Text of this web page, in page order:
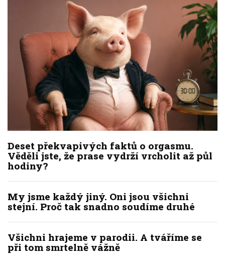
Deset překvapivých faktů o orgasmu.
Věděli jste, že prase vydrží vrcholit až půl
hodiny?
My jsme každý jiný. Oni jsou všichni
stejní. Proč tak snadno soudíme druhé
Všichni hrajeme v parodii. A tváříme se
při tom smrtelně vážně